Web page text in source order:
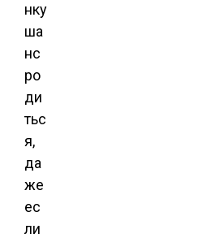
нку
ша
нс
ро
ди
тьс
я,
да
же
ес
ли